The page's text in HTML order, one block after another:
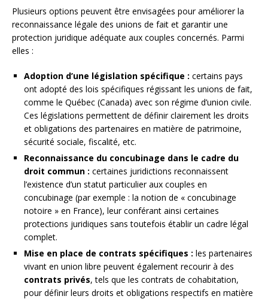
Plusieurs options peuvent être envisagées pour améliorer la
reconnaissance légale des unions de fait et garantir une
protection juridique adéquate aux couples concernés. Parmi
elles :
Adoption d’une législation spécifique : certains pays
ont adopté des lois spécifiques régissant les unions de fait,
comme le Québec (Canada) avec son régime d’union civile.
Ces législations permettent de définir clairement les droits
et obligations des partenaires en matière de patrimoine,
sécurité sociale, fiscalité, etc.
Reconnaissance du concubinage dans le cadre du
droit commun : certaines juridictions reconnaissent
l’existence d’un statut particulier aux couples en
concubinage (par exemple : la notion de « concubinage
notoire » en France), leur conférant ainsi certaines
protections juridiques sans toutefois établir un cadre légal
complet.
Mise en place de contrats spécifiques : les partenaires
vivant en union libre peuvent également recourir à des
contrats privés, tels que les contrats de cohabitation,
pour définir leurs droits et obligations respectifs en matière